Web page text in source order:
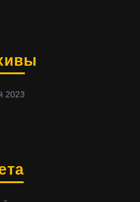
2023